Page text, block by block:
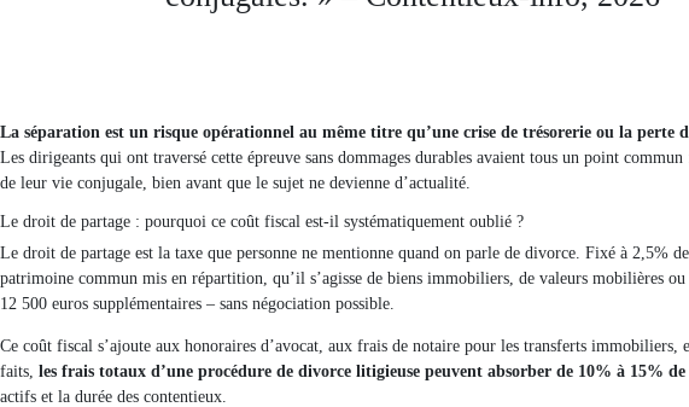
La séparation est un risque opérationnel au même titre qu’une crise de trésorerie ou la perte
Les dirigeants qui ont traversé cette épreuve sans dommages durables avaient tous un point
de leur vie conjugale, bien avant que le sujet ne devienne d’actualité.
Le droit de partage : pourquoi ce coût fiscal est-il systématiquement oublié ?
Le droit de partage est la taxe que personne ne mentionne quand on parle de divorce. Fixé à 2,5%
patrimoine commun mis en répartition, qu’il s’agisse de biens immobiliers, de valeurs mobilières
12 500 euros supplémentaires – sans négociation possible.
Ce coût fiscal s’ajoute aux honoraires d’avocat, aux frais de notaire pour les transferts immobiliers,
faits, les frais totaux d’une procédure de divorce litigieuse peuvent absorber de 10% à 15%
actifs et la durée des contentieux.